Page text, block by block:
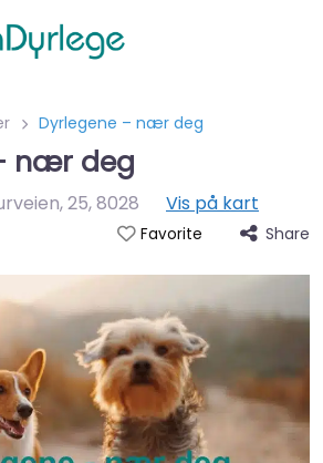
Dyrlegene – nær deg
nær deg
25,8028 Vis på kart
Favorite Share